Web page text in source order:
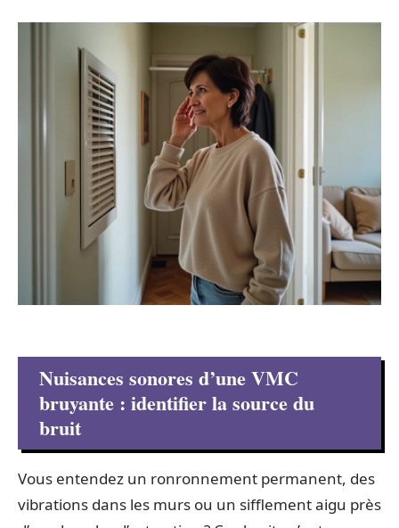
Nuisances sonores d’une VMC
bruyante : identifier la source du
bruit
Vous entendez un ronronnement permanent, des
vibrations dans les murs ou un sifflement aigu près